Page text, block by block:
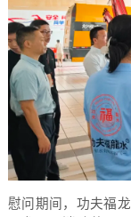
慰问期间，功夫福